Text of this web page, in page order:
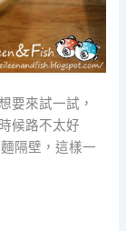
要來試一試，
候路不太好
隔壁，這樣一